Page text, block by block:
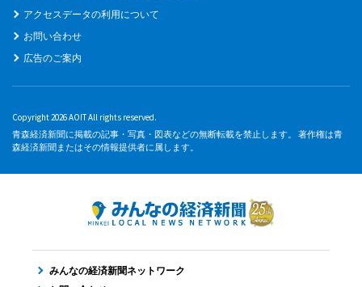
アクセスデータの利用について
お問い合わせ
広告のご案内
Copyright 2026 AOIT All rights reserved.
青森経済新聞に掲載の記事・写真・図表などの無断転載を禁止します。 著作権は青
森経済新聞またはその情報提供者に属します。
みんなの経済新聞ネットワーク